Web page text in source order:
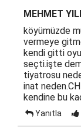
MEHMET
köyümüzde
vermeye
kendi gitti
seçti.işte
tiyatrosu
inat
kendine bu
Yanıtla